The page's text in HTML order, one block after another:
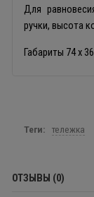
Для
ручки, высота
Габариты 74 х
Теги: тележка
ОТЗЫВЫ (0)